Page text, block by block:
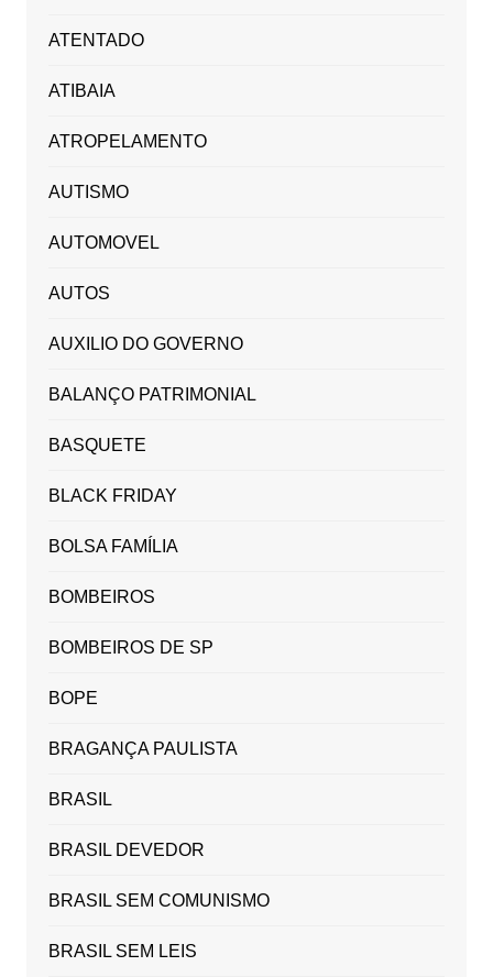
ATENTADO
ATIBAIA
ATROPELAMENTO
AUTISMO
AUTOMOVEL
AUTOS
AUXILIO DO GOVERNO
BALANÇO PATRIMONIAL
BASQUETE
BLACK FRIDAY
BOLSA FAMÍLIA
BOMBEIROS
BOMBEIROS DE SP
BOPE
BRAGANÇA PAULISTA
BRASIL
BRASIL DEVEDOR
BRASIL SEM COMUNISMO
BRASIL SEM LEIS